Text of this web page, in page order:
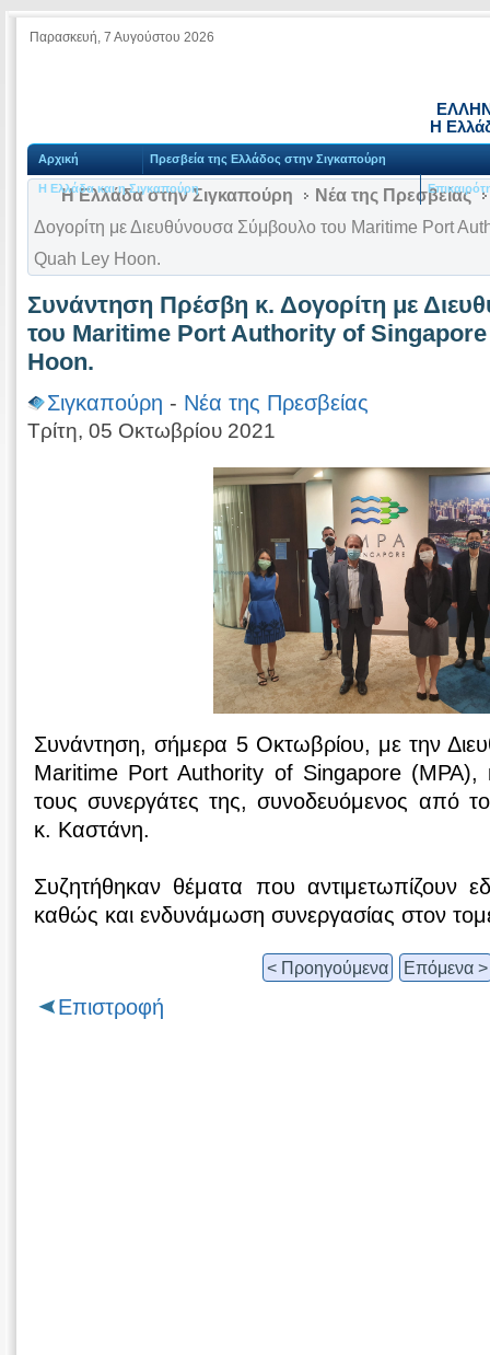
Παρασκευή, 7 Αυγούστου 2026
Η
Αρχική Πρεσβεία της Ελλάδος στην Σιγκαπούρη
Η Ελλάδα και η Σιγκαπούρη
Η Ελλάδα στην Σιγκαπούρη Νέα της Πρεσβείας
Δογορίτη με Διευθύνουσα Σύμβουλο του Maritime Port
Quah Ley Hoon.
Συνάντηση Πρέσβη κ. Δογορίτη με
του Maritime Port Authority of Singapore
Hoon.
Σιγκαπούρη - Νέα της Πρεσβείας
Τρίτη, 05 Οκτωβρίου 2021
Συνάντηση, σήμερα 5 Οκτωβρίου, με την
Maritime Port Authority of Singapore (MPA),
τους συνεργάτες της, συνοδευόμενος από
κ. Καστάνη.
Συζητήθηκαν θέματα που αντιμετωπίζουν
καθώς και ενδυνάμωση συνεργασίας στον
< Προηγούμενα Επόμενα >
Επιστροφή